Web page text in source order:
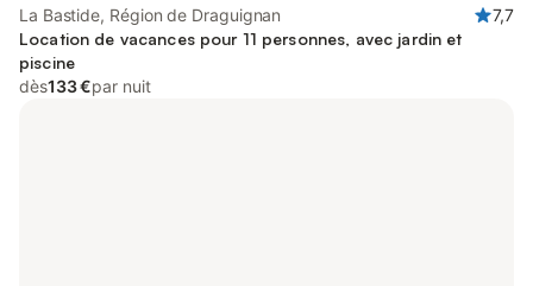
La Bastide, Région de Draguignan
7,7
Location de vacances pour 11 personnes, avec jardin et
piscine
dès133 €par nuit